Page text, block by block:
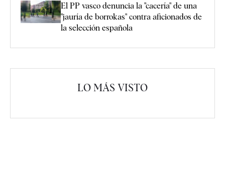
El PP vasco denuncia la "cacería" de una
"jauría de borrokas" contra aficionados de
la selección española
LO MÁS VISTO